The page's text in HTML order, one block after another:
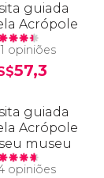
guiada
Acrópole
opiniões
57,3
guiada
Acrópole
museu
opiniões